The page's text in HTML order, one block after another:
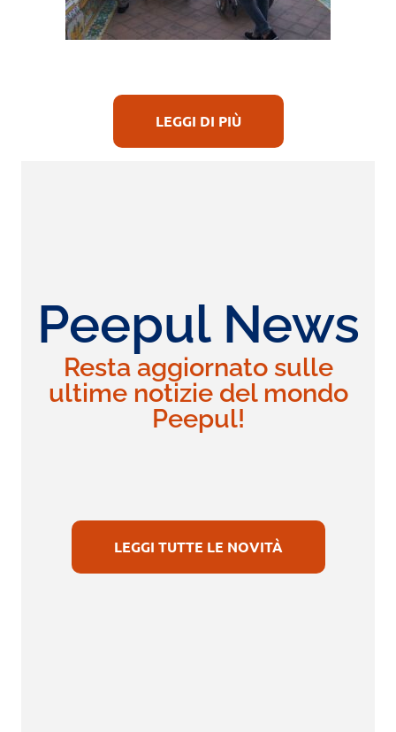
LEGGI DI PIÙ
Peepul News
Resta aggiornato sulle
ultime notizie del mondo
Peepul!
LEGGI TUTTE LE NOVITÀ